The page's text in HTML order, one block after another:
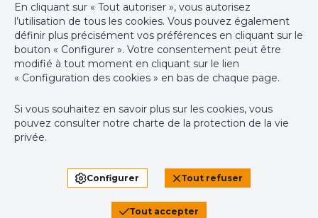
En cliquant sur « Tout autoriser », vous autorisez
l’utilisation de tous les cookies. Vous pouvez également
définir plus précisément vos préférences en cliquant sur le
bouton « Configurer ». Votre consentement peut être
modifié à tout moment en cliquant sur le lien
« Configuration des cookies » en bas de chaque page.
Si vous souhaitez en savoir plus sur les cookies, vous
pouvez consulter notre charte de la protection de la vie
privée.
Configurer Tout refuser
Tout accepter
Agent immobilier courtier agréé IPI sous le numéro 507.311 en
Belgique - N° entreprise : TVA BE-0637.783.908
immobiliers, rue du Luxembourg 16B, 1000 Bruxelles (+32 2 505
38 50 - info@ipi.be) - Soumis au code déontologique de l’ IPI
Place du Trône 1, 1000 Bruxelles – police n° 730.390.160.
Couverture valable pour les activités réalisées en Belgique